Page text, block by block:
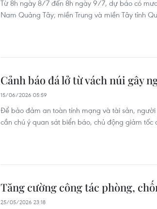
Từ 8h ngày 8/7 đến 8h ngày 9/7, dự báo có
Nam Quảng Tây; miền Trung và miền Tây tỉnh
Cảnh báo đá lở từ vách núi gây
15/06/2026 05:59
Để bảo đảm an toàn tính mạng và tài sản,
cần chú ý quan sát biển báo, chủ động giảm
Tăng cường công tác phòng,
25/05/2026 23:18